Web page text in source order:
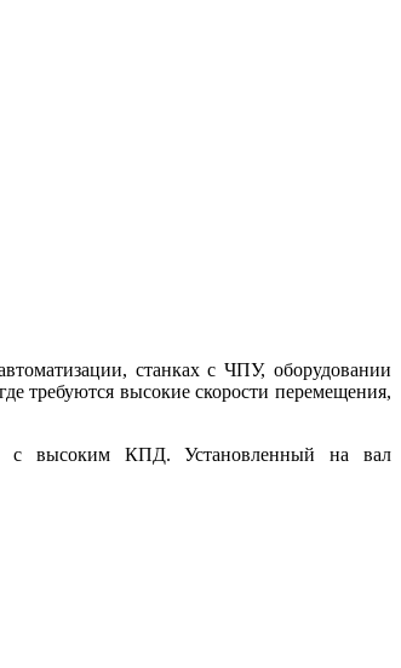
станках с ЧПУ, оборудовании
требуются высокие скорости перемещения,
с высоким КПД. Установленный на вал